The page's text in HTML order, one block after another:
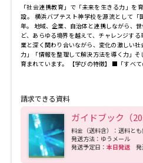
「社会連携教育」で「未来を生きる力」
設。 横浜バプテスト神学校を源流として
年。 地域、企業、自治体と連携しながら、
ど、あらゆる境界を越えて、チャレンジす
業と深く関わり合いながら、変化の激しい
力」「情報を整理して解決方法を導く力」
育まれています。 【学びの特徴】 ■「すべて
い。」理論と実践を往復させる「社会連携
し、豊かな人格と教養、広く世の中に貢献で
ける人材の育成をめざしてきました。 2026
中）し、12学部14学科10コースを擁する総
んでいきます。 大学での学びは、講義室の
会という広いフィールドで他者と協働しな
の気づきを得ることができます。変化の激
する力」「情報を整理して解決方法を導く
請求できる資料
ガイドブック（
料金（送料含）：送料と
発送方法：ゆうメール
発送予定日： 本日発送